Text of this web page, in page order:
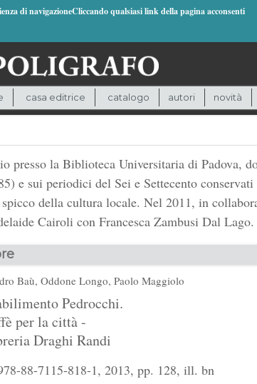
di navigazioneCliccando qualsiasi link della pagina acconsenti
casa editrice catalogo autori novità
presso la Biblioteca Universitaria di Padova,
e sui periodici del Sei e Settecento
della cultura locale. Nel 2011, in
Cairoli con Francesca Zambusi Dal Lago.
Baù, Oddone Longo, Paolo Maggiolo
Pedrocchi.
per la città -
Draghi Randi
88-7115-818-1, 2013, pp. 128, ill. bn